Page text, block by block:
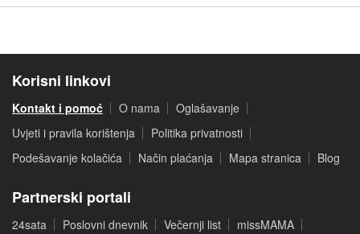
Korisni linkovi
Kontakt i pomoć O nama
Oglašavanje
Uvjeti i pravila korištenja
Politika privatnosti
Podešavanje kolačića
Način plaćanja Mapa stranica Blog
Partnerski portali
24sata Poslovni dnevnik Večernji list
missMAMA